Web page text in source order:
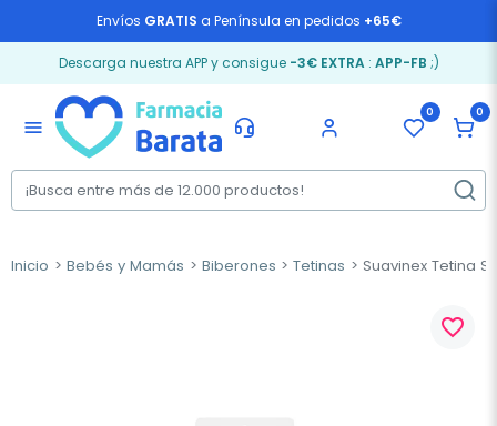
Envíos GRATIS a Península en pedidos +65€
Descarga nuestra APP y consigue -3€ EXTRA: APP-FB ;)
menu
0 0
Inicio Bebés y Mamás Biberones Tetinas Suavinex Tetina
favorite_border